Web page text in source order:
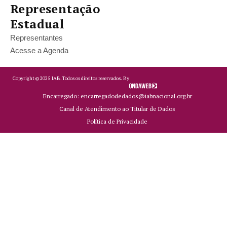
Representação
Estadual
Representantes
Acesse a Agenda
Copyright ©2025 IAB.Todos os direitos reservados. By
Encarregado: encarregadodedados@iabnacional.org.br
Canal de Atendimento ao Titular de Dados
Política de Privacidade